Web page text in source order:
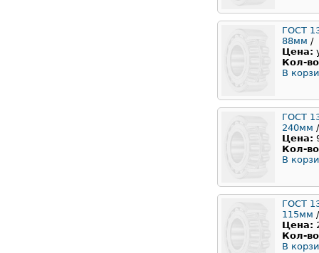
ГОСТ
88мм /
Цена:
Кол-
В
ГОСТ
240мм /
Цена:
Кол-
В
ГОСТ
115мм /
Цена:
Кол-
В